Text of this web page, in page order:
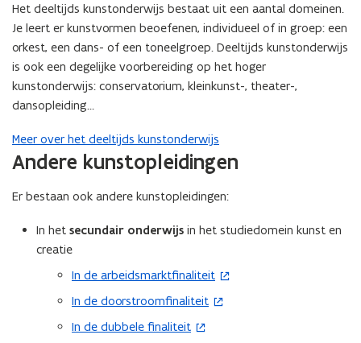
v
e
n
Het deeltijds kunstonderwijs bestaat uit een aantal domeinen.
Je leert er kunstvormen beoefenen, individueel of in groep: een
orkest, een dans- of een toneelgroep. Deeltijds kunstonderwijs
is ook een degelijke voorbereiding op het hoger
kunstonderwijs: conservatorium, kleinkunst-, theater-,
dansopleiding…
Meer over het deeltijds kunstonderwijs
Andere kunstopleidingen
Er bestaan ook andere kunstopleidingen:
In het secundair onderwijs in het studiedomein kunst en
creatie
In de arbeidsmarktfinaliteit
(
o
e
In de doorstroomfinaliteit
(
o
In de dubbele finaliteit
(